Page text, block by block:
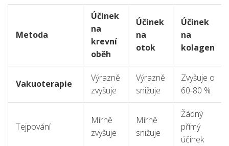
Metoda
Účinek
na
krevní
oběh
Účinek
na
otok
Účinek
na
kolagen
Vakuoterapie
Výrazně
zvyšuje
Výrazně
snižuje
Zvyšuje o
60-80 %
Tejpování
Mírně
zvyšuje
Mírně
snižuje
Žádný
přímý
účinek